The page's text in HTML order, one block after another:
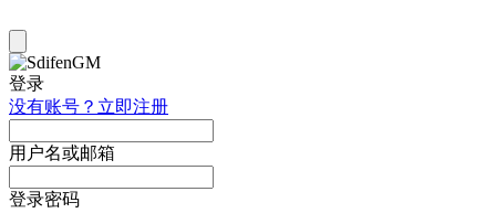
登录
没有账号？立即注册
用户名或邮箱
登录密码